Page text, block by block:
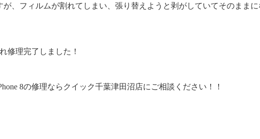
、フィルムが割れてしまい、張り替えようと剥がしていてそのまま
修理完了しました！
8の修理ならクイック千葉津田沼店にご相談ください！！